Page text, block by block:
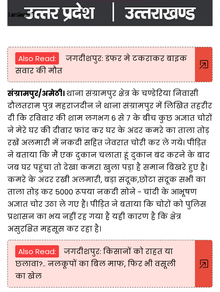
Also Read:
जगदीशपुर: डंफर मे टकराकर बाइक
सवार की मौत
संग्रामपुर/अमेठी।थाना संग्रामपुर क्षेत्र के चण्डेरिया निवासी
दौलतराम पुत्र महराजदीन ने थाना संग्रामपुर में लिखित तहरीर
दी कि रविवार की शाम लगभग 6 से 7 के बीच कुछ अज्ञात चोरों
ने मेरे घर की दीवार फांद कर घर के अंदर कमरे का ताला तोड़
रखें अलमारी में नकदी सहित जेवरात चोरी कर ले गये। पीड़ित
ने बताया कि मैं एक दुकान चलाता हूं दुकान बंद करने के बाद
जब घर पहुंचा तो देखा कमरा खुला पड़ा है समान बिखरे हुए हैं।
कमरे के अंदर रखी अलमारी, बड़ा संदूक,छोटा संदूक सभी का
ताला तोड़ कर 5000 रूपया नकदी सोने - चांदी के आभूषण
अज्ञात चोर उठा ले गए हैं। पीड़ित ने बताया कि चोरों को पुलिस
प्रशासन का भय नहीं रह गया है यही कारण है कि क्षेत्र
असुरक्षित महसूस कर रहा है।
Also Read:
जगदीशपुर: किसानों को राहत या
छलावा?.. नलकूपों का बिल माफ, फिर भी वसूली
का खेल